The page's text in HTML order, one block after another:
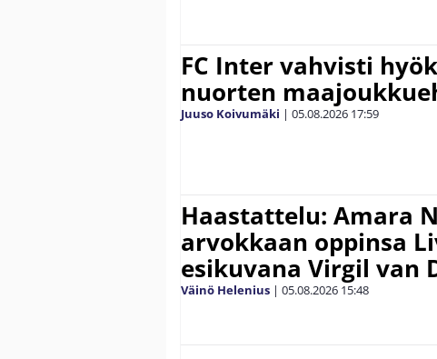
FC Inter vahvisti
nuorten
Juuso Koivumäki | 05.08.2026 17:59
Haastattelu: Amara
arvokkaan oppinsa
esikuvana Virgil van
Väinö Helenius | 05.08.2026 15:48